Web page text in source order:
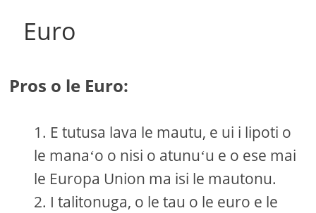
Euro
Pros o le Euro:
E tutusa lava le mautu, e ui i lipoti o
le manaʻo o nisi o atunuʻu e o ese mai
le Europa Union ma isi le mautonu.
I talitonuga, o le tau o le euro e le